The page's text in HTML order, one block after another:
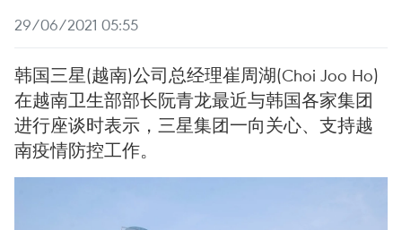
29/06/2021 05:55
韩国三星(越南)公司总经理崔周湖(Choi Joo Ho)
在越南卫生部部长阮青龙最近与韩国各家集团
进行座谈时表示，三星集团一向关心、支持越
南疫情防控工作。